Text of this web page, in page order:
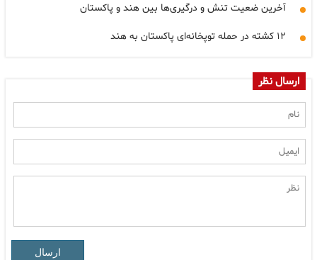
آخرین ضعیت تنش و درگیری‌ها بین هند و پاکستان
۱۲ کشته در حمله توپخانه‌ای پاکستان به هند
ارسال نظر
ارسال